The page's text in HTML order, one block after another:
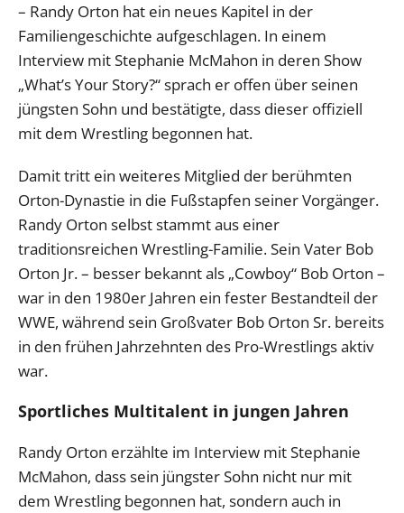
– Randy Orton hat ein neues Kapitel in der
Familiengeschichte aufgeschlagen. In einem
Interview mit Stephanie McMahon in deren Show
„What’s Your Story?“ sprach er offen über seinen
jüngsten Sohn und bestätigte, dass dieser offiziell
mit dem Wrestling begonnen hat.
Damit tritt ein weiteres Mitglied der berühmten
Orton-Dynastie in die Fußstapfen seiner Vorgänger.
Randy Orton selbst stammt aus einer
traditionsreichen Wrestling-Familie. Sein Vater Bob
Orton Jr. – besser bekannt als „Cowboy“ Bob Orton –
war in den 1980er Jahren ein fester Bestandteil der
WWE, während sein Großvater Bob Orton Sr. bereits
in den frühen Jahrzehnten des Pro-Wrestlings aktiv
war.
Sportliches Multitalent in jungen Jahren
Randy Orton erzählte im Interview mit Stephanie
McMahon, dass sein jüngster Sohn nicht nur mit
dem Wrestling begonnen hat, sondern auch in